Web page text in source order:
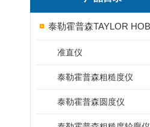
准直仪
泰勒霍普森粗糙度仪
泰勒霍普森圆度仪